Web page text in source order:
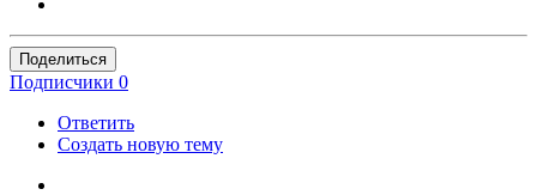
Поделиться
Подписчики 0
Ответить
Создать новую тему